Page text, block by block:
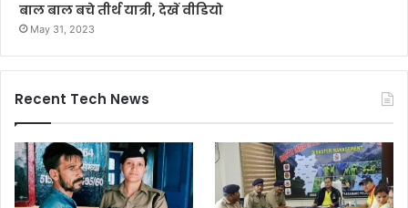
बाल बाल बचे तीर्थ यात्री, देखें वीडियो
May 31, 2023
Recent Tech News